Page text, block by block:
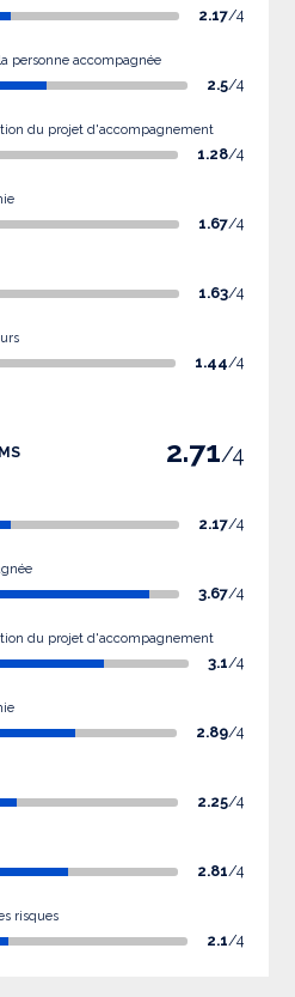
2.17/4
personne accompagnée
2.5/4
du projet d'accompagnement
1.28/4
1.67/4
1.63/4
1.44/4
2.71/4
2.17/4
3.67/4
du projet d'accompagnement
3.1/4
2.89/4
2.25/4
2.81/4
risques
2.1/4